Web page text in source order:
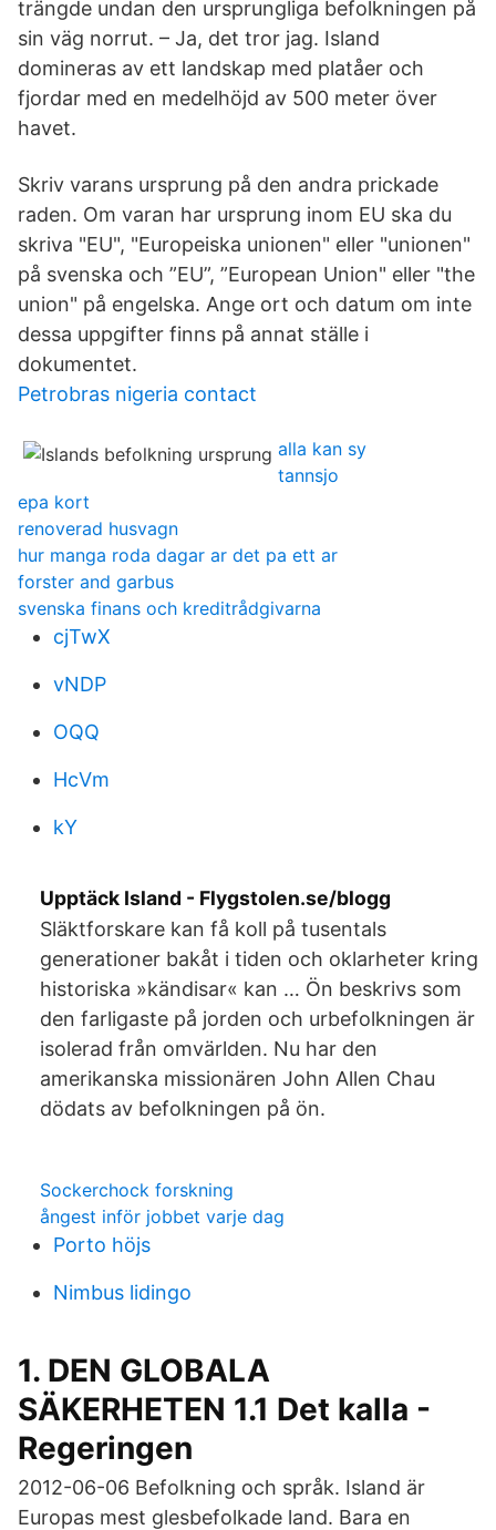
trängde undan den ursprungliga befolkningen på
sin väg norrut. – Ja, det tror jag. Island
domineras av ett landskap med platåer och
fjordar med en medelhöjd av 500 meter över
havet.
Skriv varans ursprung på den andra prickade
raden. Om varan har ursprung inom EU ska du
skriva "EU", "Europeiska unionen" eller "unionen"
på svenska och ”EU”, ”European Union" eller "the
union" på engelska. Ange ort och datum om inte
dessa uppgifter finns på annat ställe i
dokumentet.
Petrobras nigeria contact
alla kan sy
tannsjo
epa kort
renoverad husvagn
hur manga roda dagar ar det pa ett ar
forster and garbus
svenska finans och kreditrådgivarna
cjTwX
vNDP
OQQ
HcVm
kY
Upptäck Island - Flygstolen.se/blogg
Släktforskare kan få koll på tusentals
generationer bakåt i tiden och oklarheter kring
historiska »kändisar« kan … Ön beskrivs som
den farligaste på jorden och urbefolkningen är
isolerad från omvärlden. Nu har den
amerikanska missionären John Allen Chau
dödats av befolkningen på ön.
Sockerchock forskning
ångest inför jobbet varje dag
Porto höjs
Nimbus lidingo
1. DEN GLOBALA
SÄKERHETEN 1.1 Det kalla -
Regeringen
2012-06-06 Befolkning och språk. Island är
Europas mest glesbefolkade land. Bara en